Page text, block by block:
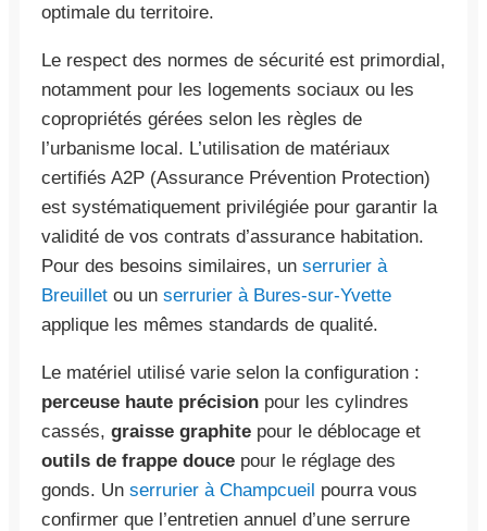
optimale du territoire.
Le respect des normes de sécurité est primordial,
notamment pour les logements sociaux ou les
copropriétés gérées selon les règles de
l’urbanisme local. L’utilisation de matériaux
certifiés A2P (Assurance Prévention Protection)
est systématiquement privilégiée pour garantir la
validité de vos contrats d’assurance habitation.
Pour des besoins similaires, un serrurier à
Breuillet ou un serrurier à Bures-sur-Yvette
applique les mêmes standards de qualité.
Le matériel utilisé varie selon la configuration :
perceuse haute précision pour les cylindres
cassés, graisse graphite pour le déblocage et
outils de frappe douce pour le réglage des
gonds. Un serrurier à Champcueil pourra vous
confirmer que l’entretien annuel d’une serrure